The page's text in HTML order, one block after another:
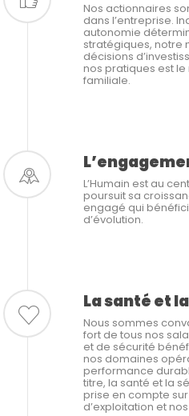
Nos actionnaires
dans l’entreprise.
autonomie
stratégiques, notre
décisions
nos pratiques est
familiale.
L’Humain est au
poursuit sa
engagé qui
d’évolution.
La santé et
Nous sommes
fort de tous nos
et de sécurité
nos domaines
performance
titre, la santé et la
prise en compte
d’exploitation et